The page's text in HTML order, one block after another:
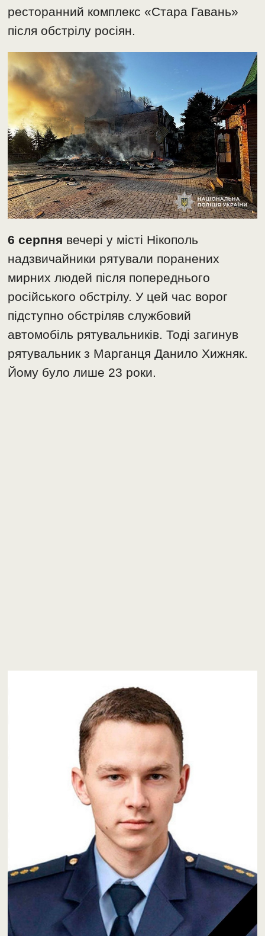
ресторанний комплекс «Стара Гавань»
після обстрілу росіян.
6 серпня вечері у місті Нікополь
надзвичайники рятували поранених
мирних людей після попереднього
російського обстрілу. У цей час ворог
підступно обстріляв службовий
автомобіль рятувальників. Тоді загинув
рятувальник з Марганця Данило Хижняк.
Йому було лише 23 роки.